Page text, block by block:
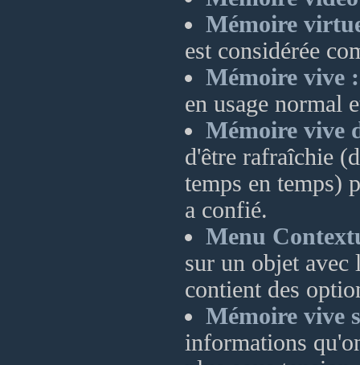
Mémoire
est considérée
Mémoire vive :
en usage normal
Mémoire vive
d'être rafraîchie
temps en temps)
a confié.
Menu
sur un objet avec
contient des
Mémoire vive
informations